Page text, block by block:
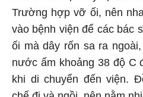
Trường hợp vỡ ối, nên
vào bệnh viện để các bác
ối mà dây rốn sa ra
nước ấm khoảng 38 độ C
khi di chuyển đến viện.
chế đi và ngồi, nên nằm